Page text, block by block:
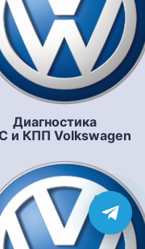
Диагностика
и КПП Volkswagen